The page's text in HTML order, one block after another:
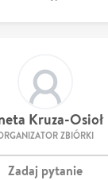
Kruza-Osioł
ZBIÓRKI
Zadaj pytanie